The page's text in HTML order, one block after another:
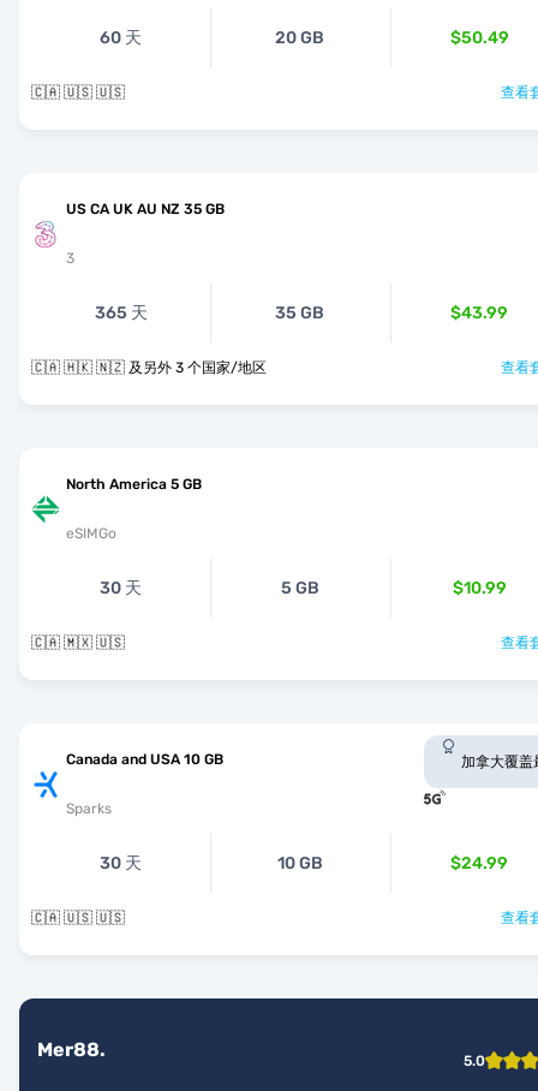
60 天 20 GB $50.49
🇨🇦 🇺🇸 🇺🇸 查看
US CA UK AU NZ 35 GB
3
365 天 35 GB $43.99
🇨🇦 🇭🇰 🇳🇿 及另外 3 个国家/地区 查看
North America 5 GB
eSIMGo
30 天 5 GB $10.99
🇨🇦 🇲🇽 🇺🇸 查看
Canada and USA 10 GB
Sparks
加拿大覆盖
30 天 10 GB $24.99
🇨🇦 🇺🇸 🇺🇸 查看
Mer88. 5.0